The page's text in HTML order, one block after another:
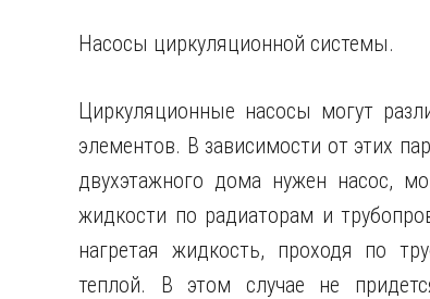
Насосы циркуляционной системы.
Циркуляционные насосы могут
элементов. В зависимости от этих
двухэтажного дома нужен насос,
жидкости по радиаторам и
нагретая жидкость, проходя по
теплой. В этом случае не